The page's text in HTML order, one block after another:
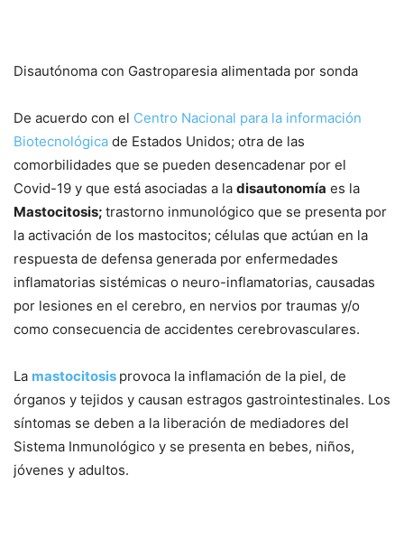
Disautónoma con Gastroparesia alimentada por sonda
De acuerdo con el Centro Nacional para la información
Biotecnológica de Estados Unidos; otra de las
comorbilidades que se pueden desencadenar por el
Covid-19 y que está asociadas a la disautonomía es la
Mastocitosis; trastorno inmunológico que se presenta por
la activación de los mastocitos; células que actúan en la
respuesta de defensa generada por enfermedades
inflamatorias sistémicas o neuro-inflamatorias, causadas
por lesiones en el cerebro, en nervios por traumas y/o
como consecuencia de accidentes cerebrovasculares.
La mastocitosis provoca la inflamación de la piel, de
órganos y tejidos y causan estragos gastrointestinales. Los
síntomas se deben a la liberación de mediadores del
Sistema Inmunológico y se presenta en bebes, niños,
jóvenes y adultos.